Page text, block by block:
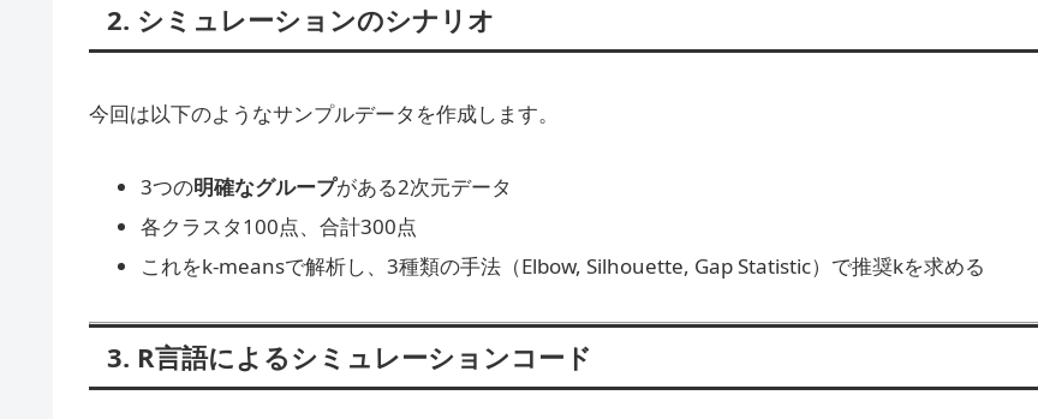
2. シミュレーションのシナリオ
今回は以下のようなサンプルデータを作成します。
3つの明確なグループがある2次元データ
各クラスタ100点、合計300点
これをk-meansで解析し、3種類の手法（Elbow, Silhouette, Gap Statistic）で推奨kを求める
3. R言語によるシミュレーションコード